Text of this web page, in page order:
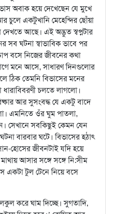
অবাক হয়ে দেখেছেন যে মুখে
চুলে একটুখানি মেহেন্দির ছোঁয়া
আছে। এই অদ্ভুত স্বপ্নটার
সব ঘটনা স্বাভাবিক ভাবে পর
বসে নিজের জীবনের কথা
মনে আসে, সাধারণ দিনগুলোর
ঠিক তেমনি বিভাসের মনের
চলতে লাগলো।
আর সুসংবদ্ধ যে একটু বাদে
এমনিতে ওঁর ঘুম পাতলা,
সেখানে সবকিছুই কেমন যেন
বারবার ঘটে। বিভাসের হঠাৎ
হোসের জীবনটাই যদি হয়ে
আসার সঙ্গে সঙ্গে নি:সীম
একটা টুল টেনে নিয়ে বসে
করে ঘাম দিচ্ছে। সুগতাদি,